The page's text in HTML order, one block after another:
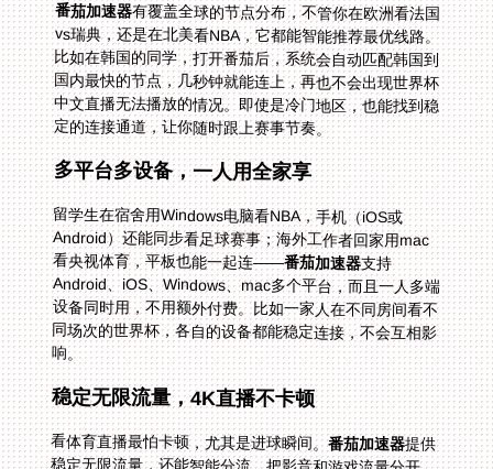
番茄加速器有覆盖全球的节点分布，不管你在欧洲看法国
vs瑞典，还是在北美看NBA，它都能智能推荐最优线路。
比如在韩国的同学，打开番茄后，系统会自动匹配韩国到
国内最快的节点，几秒钟就能连上，再也不会出现世界杯
中文直播无法播放的情况。即使是冷门地区，也能找到稳
定的连接通道，让你随时跟上赛事节奏。
多平台多设备，一人用全家享
留学生在宿舍用Windows电脑看NBA，手机（iOS或
Android）还能同步看足球赛事；海外工作者回家用mac
看央视体育，平板也能一起连——番茄加速器支持
Android、iOS、Windows、mac多个平台，而且一人多端
设备同时用，不用额外付费。比如一家人在不同房间看不
同场次的世界杯，各自的设备都能稳定连接，不会互相影
响。
稳定无限流量，4K直播不卡顿
看体育直播最怕卡顿，尤其是进球瞬间。番茄加速器提供
稳定无限流量，还能智能分流，把影音和游戏流量分开，
避免互相抢占带宽。它的精选回国影音专线，独享100M
带宽，即使看4K高清直播也丝滑流畅，再也不用担心美
国vs波黑直播看到一半突然断流，或者画面模糊到看不清